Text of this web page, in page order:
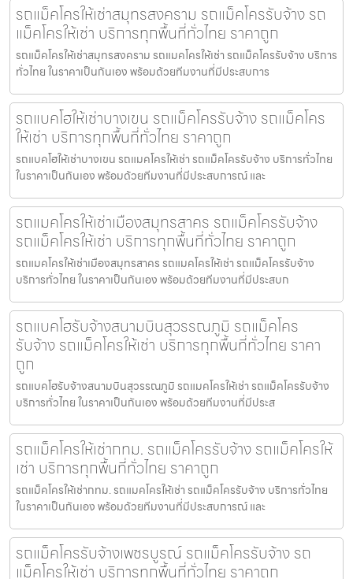
รถแม็คโครให้เช่าสมุทรสงคราม รถแม็คโครรับจ้าง รถ
แม็คโครให้เช่า บริการทุกพื้นที่ทั่วไทย ราคาถูก
รถแม็คโครให้เช่าสมุทรสงคราม รถแมคโครให้เช่า รถแม็คโครรับจ้าง บริการ
ทั่วไทย ในราคาเป็นกันเอง พร้อมด้วยทีมงานที่มีประสบการ
รถแบคโฮให้เช่าบางเขน รถแม็คโครรับจ้าง รถแม็คโคร
ให้เช่า บริการทุกพื้นที่ทั่วไทย ราคาถูก
รถแบคโฮให้เช่าบางเขน รถแมคโครให้เช่า รถแม็คโครรับจ้าง บริการทั่วไทย
ในราคาเป็นกันเอง พร้อมด้วยทีมงานที่มีประสบการณ์ และ
รถแมคโครให้เช่าเมืองสมุทรสาคร รถแม็คโครรับจ้าง
รถแม็คโครให้เช่า บริการทุกพื้นที่ทั่วไทย ราคาถูก
รถแมคโครให้เช่าเมืองสมุทรสาคร รถแมคโครให้เช่า รถแม็คโครรับจ้าง
บริการทั่วไทย ในราคาเป็นกันเอง พร้อมด้วยทีมงานที่มีประสบก
รถแบคโฮรับจ้างสนามบินสุวรรณภูมิ รถแม็คโคร
รับจ้าง รถแม็คโครให้เช่า บริการทุกพื้นที่ทั่วไทย ราคา
ถูก
รถแบคโฮรับจ้างสนามบินสุวรรณภูมิ รถแมคโครให้เช่า รถแม็คโครรับจ้าง
บริการทั่วไทย ในราคาเป็นกันเอง พร้อมด้วยทีมงานที่มีประส
รถแม็คโครให้เช่ากทม. รถแม็คโครรับจ้าง รถแม็คโครให้
เช่า บริการทุกพื้นที่ทั่วไทย ราคาถูก
รถแม็คโครให้เช่ากทม. รถแมคโครให้เช่า รถแม็คโครรับจ้าง บริการทั่วไทย
ในราคาเป็นกันเอง พร้อมด้วยทีมงานที่มีประสบการณ์ และ
รถแม็คโครรับจ้างเพชรบูรณ์ รถแม็คโครรับจ้าง รถ
แม็คโครให้เช่า บริการทุกพื้นที่ทั่วไทย ราคาถูก